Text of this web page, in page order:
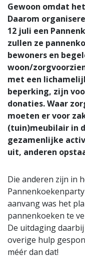
Gewoon omdat
Daarom
12 juli een
zullen ze
bewoners en
woon/
met een
beperking, zijn
donaties. Waar
moeten er voor
(tuin)meubilair in
gezamenlijke
uit, anderen
Die anderen zijn in
aanvang was het
pannenkoeken te
De uitdaging
overige hulp
méér dan dat!